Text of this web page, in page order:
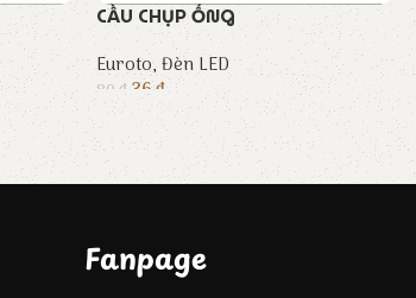
CẦU CHỤP ỐNG
Euroto,Đèn LED
80 ₫ 36₫
Fanpage